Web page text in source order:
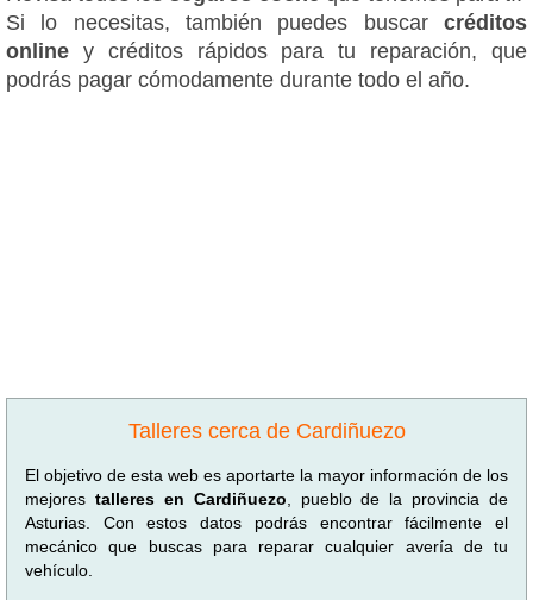
Si lo necesitas, también puedes buscar créditos
online y créditos rápidos para tu reparación, que
podrás pagar cómodamente durante todo el año.
Talleres cerca de Cardiñuezo
El objetivo de esta web es aportarte la mayor información de los
mejores talleres en Cardiñuezo , pueblo de la provincia de
Asturias. Con estos datos podrás encontrar fácilmente el
mecánico que buscas para reparar cualquier avería de tu
vehículo.